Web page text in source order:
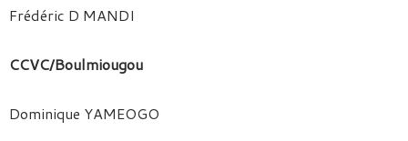
Frédéric D MANDI
CCVC/Boulmiougou
Dominique YAMEOGO